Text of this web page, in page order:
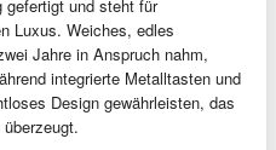
gefertigt und steht für
Luxus. Weiches, edles
Jahre in Anspruch nahm,
integrierte Metalltasten und
Design gewährleisten, das